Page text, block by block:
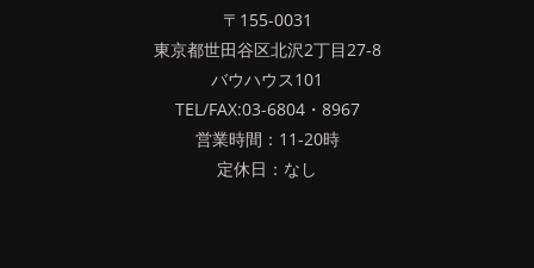
〒155-0031
東京都世田谷区北沢2丁目27-8
バウハウス101
TEL/FAX:03-6804・8967
営業時間：11-20時
定休日：なし